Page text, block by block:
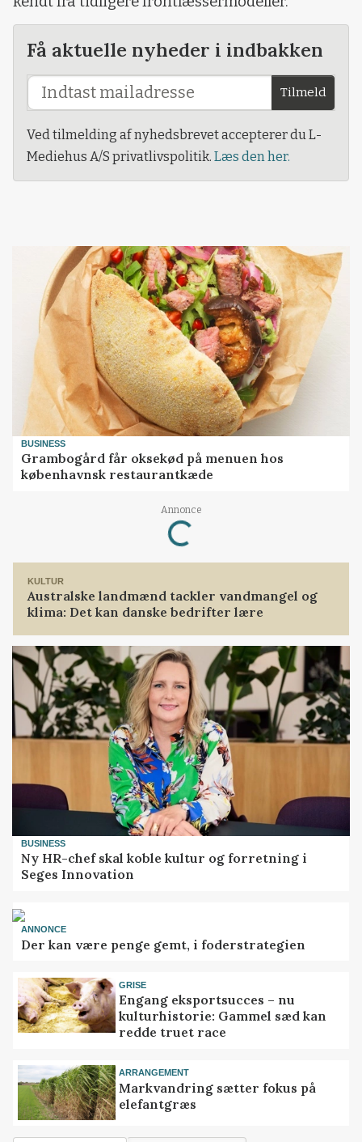
Få aktuelle nyheder i indbakken
Tilmeld
Ved tilmelding af nyhedsbrevet accepterer du L-
Mediehus A/S privatlivspolitik. Læs den her.
BUSINESS
Grambogård får oksekød på menuen hos
københavnsk restaurantkæde
Annonce
Loading...
KULTUR
Australske landmænd tackler vandmangel og
klima: Det kan danske bedrifter lære
BUSINESS
Ny HR-chef skal koble kultur og forretning i
Seges Innovation
ANNONCE
Der kan være penge gemt, i foderstrategien
GRISE
Engang eksportsucces – nu
kulturhistorie: Gammel sæd kan
redde truet race
ARRANGEMENT
Markvandring sætter fokus på
elefantgræs